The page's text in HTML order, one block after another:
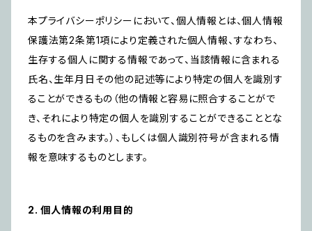
本プライバシーポリシーにおいて、個人情報とは、個人情報
保護法第2条第1項により定義された個人情報、すなわち、
生存する個人に関する情報であって、当該情報に含まれる
氏名、生年月日その他の記述等により特定の個人を識別す
ることができるもの（他の情報と容易に照合することがで
き、それにより特定の個人を識別することができることとな
るものを含みます。）、もしくは個人識別符号が含まれる情
報を意味するものとします。
2. 個人情報の利用目的